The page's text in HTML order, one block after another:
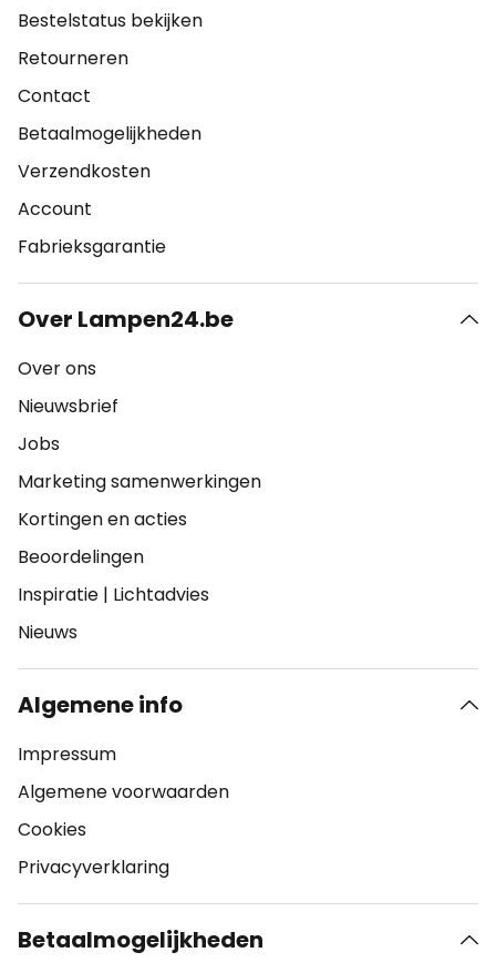
Bestelstatus bekijken
Retourneren
Contact
Betaalmogelijkheden
Verzendkosten
Account
Fabrieksgarantie
Over Lampen24.be
Over ons
Nieuwsbrief
Jobs
Marketing samenwerkingen
Kortingen en acties
Beoordelingen
Inspiratie | Lichtadvies
Nieuws
Algemene info
Impressum
Algemene voorwaarden
Cookies
Privacyverklaring
Betaalmogelijkheden